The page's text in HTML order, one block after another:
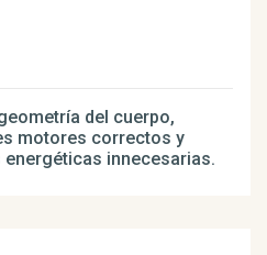
del cuerpo,
motores correctos y
innecesarias.